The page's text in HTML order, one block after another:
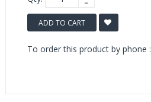
ADD TO CART
To order this product by phone :